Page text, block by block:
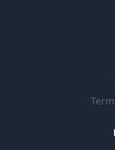
een periode van zes
vrije loop. Maar dat is
praktijkervaring
kunnen veranderen.